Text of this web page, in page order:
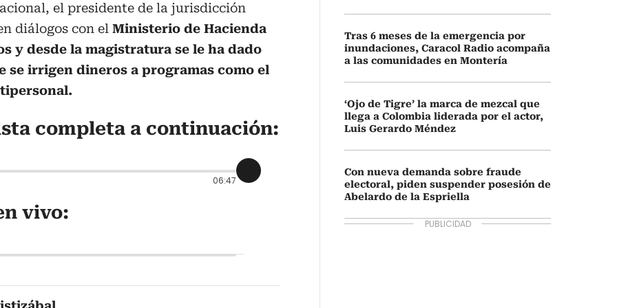
el presidente de la jurisdicción
diálogos con el Ministerio de Hacienda
y desde la magistratura se le ha dado
se irrigen dineros a programas como el
completa a continuación:
06:47
vivo:
Tras 6 meses de la emergencia por
inundaciones, Caracol Radio acompaña
a las comunidades en Montería
‘Ojo de Tigre’ la marca de mezcal que
llega a Colombia liderada por el actor,
Luis Gerardo Méndez
Con nueva demanda sobre fraude
electoral, piden suspender posesión de
Abelardo de la Espriella